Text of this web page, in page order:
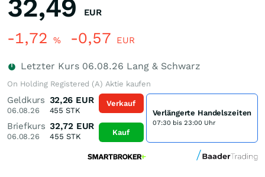
32,49 EUR
-1,72 % -0,57 EUR
Letzter Kurs 06.08.26 Lang & Schwarz
On Holding Registered (A) Aktie kaufen
Geldkurs
06.08.26
32,26 EUR
455 STK
Briefkurs
06.08.26
32,72 EUR
455 STK
Verkauf
Kauf
Verlängerte Handelszeiten
07:30 bis 23:00 Uhr